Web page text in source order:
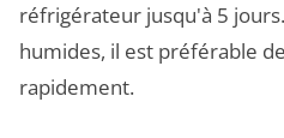
réfrigérateur jusqu'à 5
humides, il est préférable
rapidement.